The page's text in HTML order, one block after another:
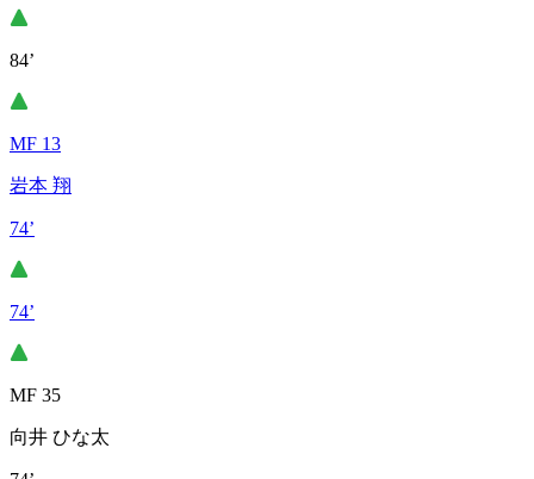
84’
MF 13
岩本 翔
74’
74’
MF 35
向井 ひな太